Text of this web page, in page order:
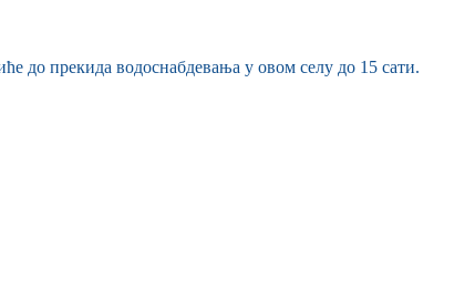
до прекида водоснабдевања у овом селу до 15 сати.